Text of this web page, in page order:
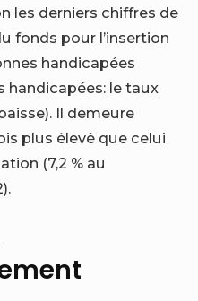
les derniers chiffres de
fonds pour l’insertion
handicapées
handicapées: le taux
. Il demeure
plus élevé que celui
(7,2 % au